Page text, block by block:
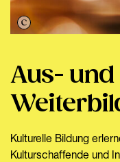
Aus- und
Kulturelle Bildung
Kulturschaffende und